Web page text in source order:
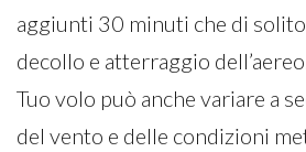
aggiunti 30 minuti che di
decollo e atterraggio
Tuo volo può anche variare a
del vento e delle condizioni